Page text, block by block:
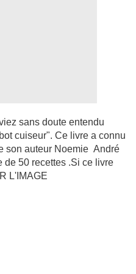
sans doute entendu
cuiseur". Ce livre a connu
son auteur Noemie André
de 50 recettes .Si ce livre
L'IMAGE